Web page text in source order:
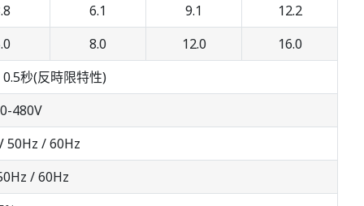
6.1 9.1
12.2
8.0 12.0
16.0
秒(反時限特性)
480V
50Hz / 60Hz
/ 60Hz